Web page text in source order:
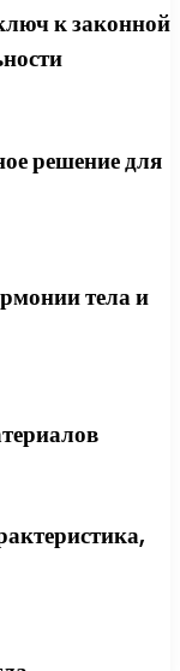
к законной
решение для
тела и